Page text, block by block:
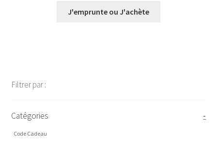
prix :
J'emprunte ou J'achète
Filtrer par :
Catégories -
Code Cadeau